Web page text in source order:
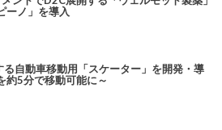
ーノ」を導入
自動車移動用「スケーター」を開発・導
約5分で移動可能に～